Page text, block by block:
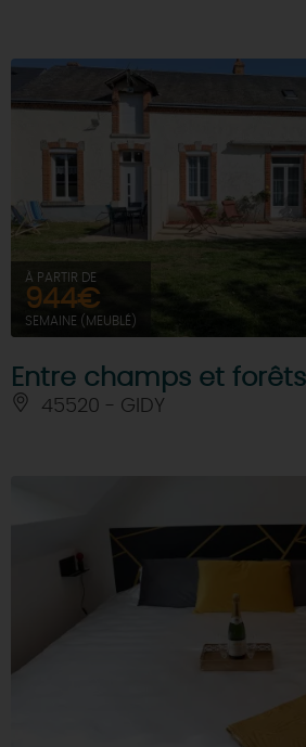
À PARTIR DE
944€
SEMAINE (MEUBLÉ)
Entre champs et forêts
45520 - GIDY